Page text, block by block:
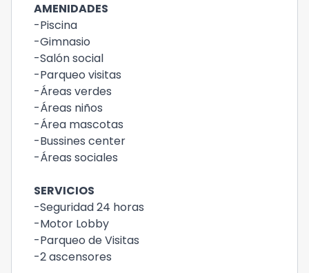
AMENIDADES
-Piscina
-Gimnasio
-Salón social
-Parqueo visitas
-Áreas verdes
-Áreas niños
-Área mascotas
-Bussines center
-Áreas sociales
SERVICIOS
-Seguridad 24 horas
-Motor Lobby
-Parqueo de Visitas
-2 ascensores